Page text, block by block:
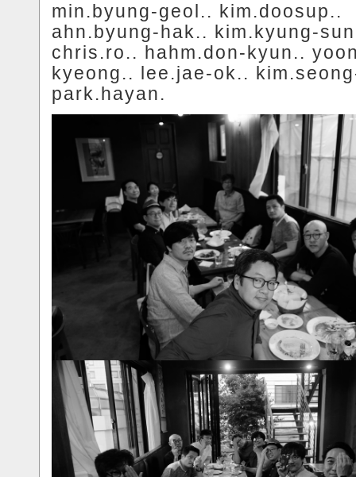
min.byung-geol.. kim.doosup..
ahn.byung-hak.. kim.kyung-
chris.ro.. hahm.don-kyun..
kyeong.. lee.jae-ok..
park.hayan.